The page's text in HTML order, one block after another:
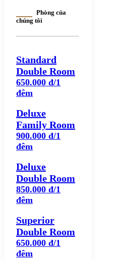
Phòng của
chúng tôi
Standard
Double Room
650.000 đ/1
đêm
Deluxe
Family Room
900.000 đ/1
đêm
Deluxe
Double Room
850.000 đ/1
đêm
Superior
Double Room
650.000 đ/1
đêm